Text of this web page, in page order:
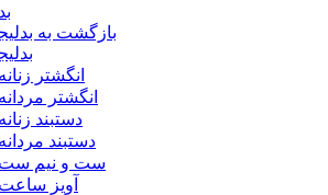
بازگشت به
انگشتر زنانه
انگشتر مردانه
دستبند زنانه
دستبند مردانه
ست و نیم ست
آویز ساعت